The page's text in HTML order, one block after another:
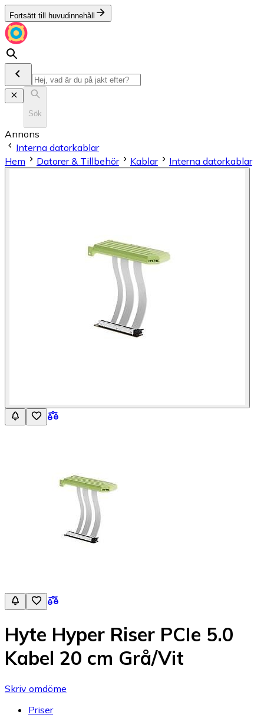
Fortsätt till huvudinnehåll
Sök
Annons
Interna datorkablar
Hem
Datorer & Tillbehör Kablar Interna datorkablar
Hyte Hyper Riser PCIe 5.0
Kabel 20 cm Grå/Vit
Skriv omdöme
Priser